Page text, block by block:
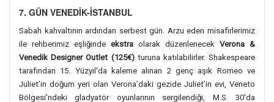
7. GÜN VENEDİK-İSTANBUL
Sabah kahvaltının ardından serbest gün. Arzu eden misafirlerimiz
ile rehberimiz eşliğinde ekstra olarak düzenlenecek Verona &
Venedik Designer Outlet (125€)turuna katılabilirler. Shakespeare
tarafından 15. Yüzyıl'da kaleme alınan 2 genç aşık Romeo ve
Juliet’in doğum yeri olan Verona’daki gezide Juliet’in evi, Veneto
Bölgesi’ndeki gladyatör oyunlarının sergilendiği, M.S. 30'da